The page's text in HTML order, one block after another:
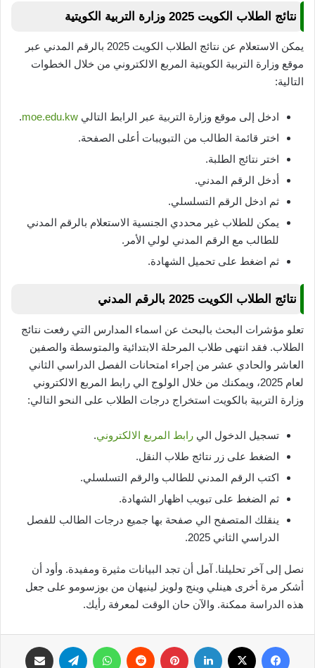
نتائج الطلاب الكويت 2025 وزارة التربية الكويتية
يمكن الاستعلام عن نتائج الطلاب الكويت 2025 بالرقم المدني عبر
موقع وزارة التربية الكويتية المربع الالكتروني من خلال الخطوات
التالية:
ادخل إلى موقع وزارة التربية عبر الرابط التالي moe.edu.kw
.
اختر قائمة الطالب من التبويبات أعلى الصفحة.
اختر نتائج الطلبة.
أدخل الرقم المدني.
ثم ادخل الرقم التسلسلي.
يمكن للطلاب غير محددي الجنسية الاستعلام بالرقم المدني
للطالب مع الرقم المدني لولي الأمر.
ثم اضغط على تحميل الشهادة.
نتائج الطلاب الكويت 2025 بالرقم المدني
تعلو مؤشرات البحث بالبحث عن اسماء المدارس التي رفعت نتائج
الطلاب. فقد انتهى طلاب المرحلة الابتدائية والمتوسطة والصفين
العاشر والحادي عشر من إجراء امتحانات الفصل الدراسي الثاني
لعام 2025، ويمكنك من خلال الولوج الي رابط المربع الالكتروني
وزارة التربية بالكويت استخراج درجات الطلاب على النحو التالي:
تسجيل الدخول الي رابط المربع الالكتروني.
الضغط على زر نتائج طلاب النقل.
اكتب الرقم المدني للطالب والرقم التسلسلي.
ثم الضغط على تبويب اظهار الشهادة.
ينقلك المتصفح الي صفحة بها جميع درجات الطالب للفصل
الدراسي الثاني 2025.
نصل إلى آخر تحليلنا. آمل أن تجد البيانات مثيرة ومفيدة. وأود أن
أشكر مرة أخرى هينلي وينج ولويز لينيهان من بوزسومو على جعل
هذه الدراسة ممكنة. والآن حان الوقت لمعرفة رأيك.
فيسبوك لينكدإن بينتيريست واتساب تيلقرام